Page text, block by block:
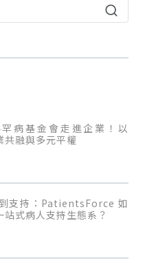
病基金會走進企業！以
共融與多元平權
支持：PatientsForce 如
式病人支持生態系？